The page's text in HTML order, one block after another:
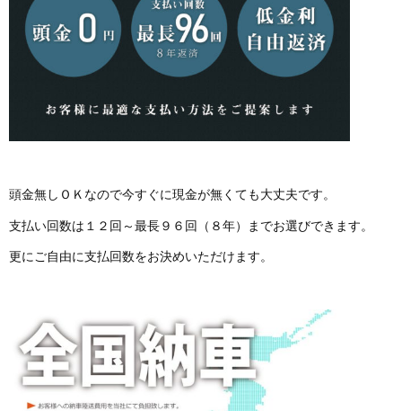
頭金無しＯＫなので今すぐに現金が無くても大丈夫です。
支払い回数は１２回～最長９６回（８年）までお選びできます。
更にご自由に支払回数をお決めいただけます。